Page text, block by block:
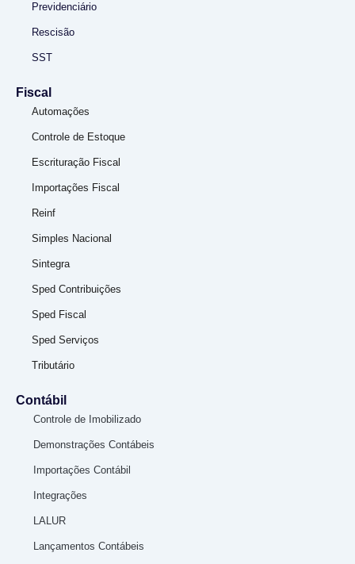
Previdenciário
Rescisão
SST
Fiscal
Automações
Controle de Estoque
Escrituração Fiscal
Importações Fiscal
Reinf
Simples Nacional
Sintegra
Sped Contribuições
Sped Fiscal
Sped Serviços
Tributário
Contábil
Controle de Imobilizado
Demonstrações Contábeis
Importações Contábil
Integrações
LALUR
Lançamentos Contábeis